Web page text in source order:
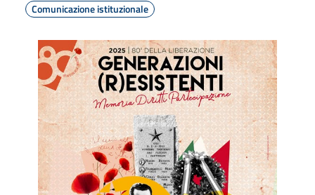
Comunicazione istituzionale